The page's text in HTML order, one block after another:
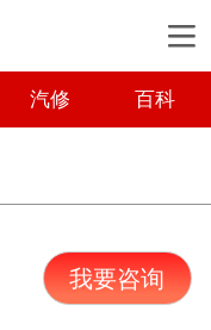
汽修 百科
我要咨询